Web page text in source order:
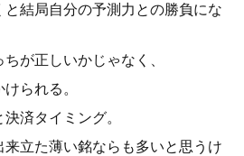
結局自分の予測力との勝負にな
が正しいかじゃなく、
られる。
済タイミング。
立た薄い銘ならも多いと思うけ